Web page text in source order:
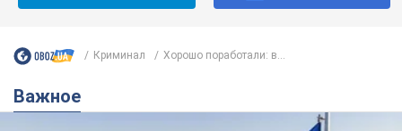
Криминал Хорошо поработали: в...
Важное